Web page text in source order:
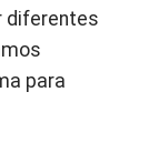
diferentes
para